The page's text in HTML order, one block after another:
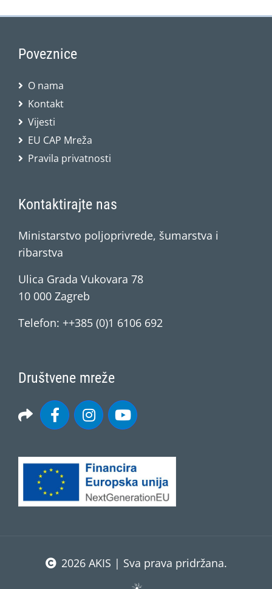
Poveznice
O nama
Kontakt
Vijesti
EU CAP Mreža
Pravila privatnosti
Kontaktirajte nas
Ministarstvo poljoprivrede, šumarstva i
ribarstva
Ulica Grada Vukovara 78
10 000 Zagreb
Telefon: ++385 (0)1 6106 692
Društvene mreže
2026 AKIS | Sva prava pridržana.